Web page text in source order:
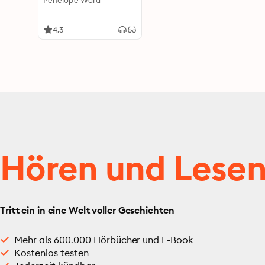
4.3
Hören und
Tritt ein in eine Welt voller Geschichten
Mehr als 600.000 Hörbücher und E-Book
Kostenlos testen